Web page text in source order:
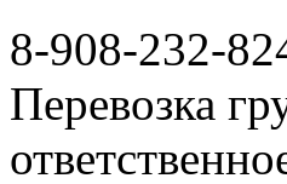
8-908-232-
Перевозка